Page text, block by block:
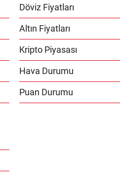
Döviz Fiyatları
Altın Fiyatları
Kripto Piyasası
Hava Durumu
Puan Durumu